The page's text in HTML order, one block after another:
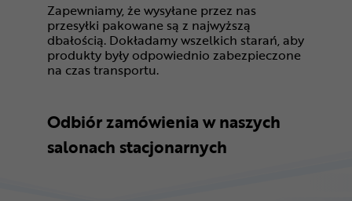
Zapewniamy, że wysyłane przez nas
przesyłki pakowane są z najwyższą
dbałością. Dokładamy wszelkich starań, aby
produkty były odpowiednio zabezpieczone
na czas transportu.
Odbiór zamówienia w naszych
salonach stacjonarnych